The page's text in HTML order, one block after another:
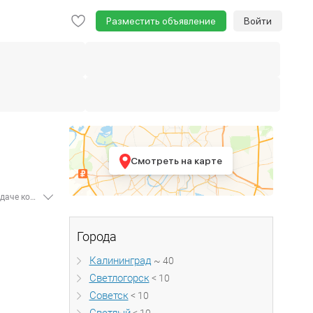
Разместить объявление Войти
Смотреть на карте
Города
Калининград ~ 40
Светлогорск < 10
Советск < 10
На портале недвижимости Move.ru вы найдете - 40 объявлений об аренде комнат в Калининградской области. Все добавляемые предложения о сдаче комнат в аренду подлежат обязательной модерации. Цена аренды комнаты в Калининградской области начинается от 4 000 рублей. Для того, чтобы снять комнату дешево в нужном вам районе города, воспользуйтесь поиском, расположенном в правом блоке. Вы можете выбрать комнату в одно-, двух-, трехкомнатных квартирах, с проживанием с хозяевами или без - все зависит от ваших предпочтений. Просто задайте все необходимые параметры в удобной форме поиска.